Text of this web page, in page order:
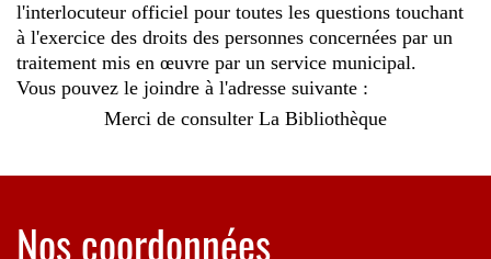
l'interlocuteur officiel pour toutes les questions touchant
à l'exercice des droits des personnes concernées par un
traitement mis en œuvre par un service municipal.
Vous pouvez le joindre à l'adresse suivante :
Merci de consulter La Bibliothèque
Nos coordonnées